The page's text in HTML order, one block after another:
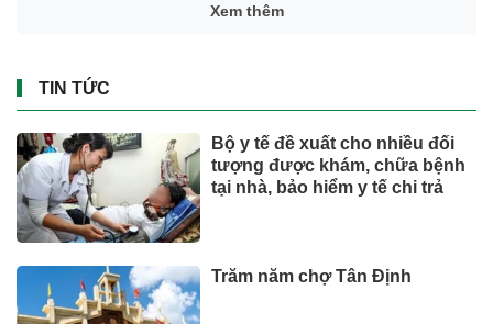
Xem thêm
TIN TỨC
Bộ y tế đề xuất cho nhiều đối
tượng được khám, chữa bệnh
tại nhà, bảo hiểm y tế chi trả
Trăm năm chợ Tân Định